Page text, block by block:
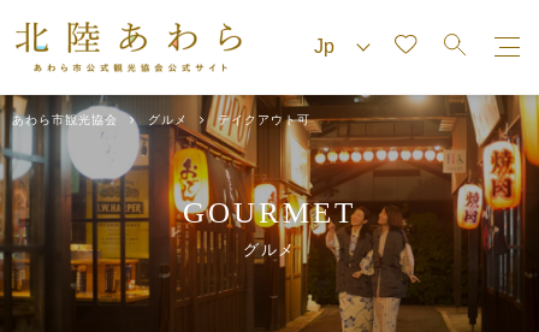
あわら市観光協会 グルメ テイクアウト可
GOURMET
グルメ